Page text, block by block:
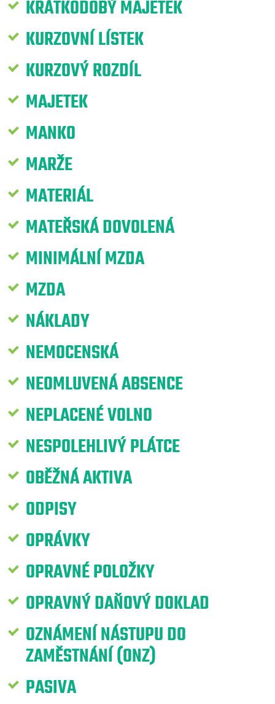
KRÁTKODOBÝ MAJETEK
KURZOVNÍ LÍSTEK
KURZOVÝ ROZDÍL
MAJETEK
MANKO
MARŽE
MATERIÁL
MATEŘSKÁ DOVOLENÁ
MINIMÁLNÍ MZDA
MZDA
NÁKLADY
NEMOCENSKÁ
NEOMLUVENÁ ABSENCE
NEPLACENÉ VOLNO
NESPOLEHLIVÝ PLÁTCE
OBĚŽNÁ AKTIVA
ODPISY
OPRÁVKY
OPRAVNÉ POLOŽKY
OPRAVNÝ DAŇOVÝ DOKLAD
OZNÁMENÍ NÁSTUPU DO
ZAMĚSTNÁNÍ (ONZ)
PASIVA